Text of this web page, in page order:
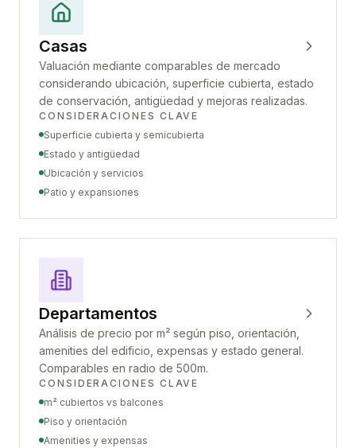
Casas
Valuación mediante comparables de mercado
considerando ubicación, superficie cubierta, estado
de conservación, antigüedad y mejoras realizadas.
CONSIDERACIONES CLAVE
Superficie cubierta y semicubierta
Estado y antigüedad
Ubicación y servicios
Patio y expansiones
Departamentos
Análisis de precio por m² según piso, orientación,
amenities del edificio, expensas y estado general.
Comparables en radio de 500m.
CONSIDERACIONES CLAVE
m² cubiertos vs balcones
Piso y orientación
Amenities y expensas